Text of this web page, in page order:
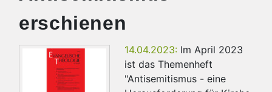
erschienen
14.04.2023: Im April 2023
ist das Themenheft
"Antisemitismus - eine